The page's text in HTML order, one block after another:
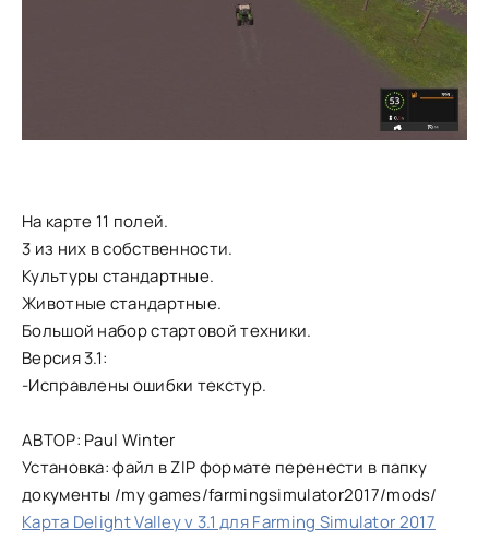
На карте 11 полей.
3 из них в собственности.
Культуры стандартные.
Животные стандартные.
Большой набор стартовой техники.
Версия 3.1:
-Исправлены ошибки текстур.
АВТОР: Paul Winter
Установка: файл в ZIP формате перенести в папку
документы /my games/farmingsimulator2017/mods/
Карта Delight Valley v 3.1 для Farming Simulator 2017